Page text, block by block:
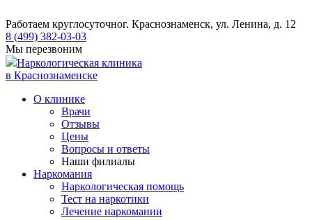
Работаем круглосуточног. Краснознаменск, ул. Ленина, д. 12
8 (499) 382-03-03
Мы перезвоним
Наркологическая клиника
в Краснознаменске
О клинике
Врачи
Отзывы
Цены
Вопросы и ответы
Наши филиалы
Наркомания
Наркологическая помощь
Тест на наркотики
Лечение наркомании